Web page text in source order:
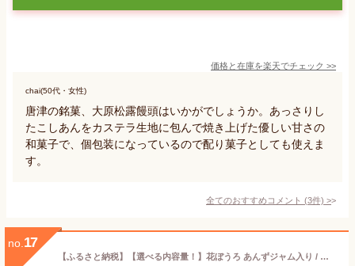
価格と在庫を楽天でチェック >>
chai(50代・女性)
唐津の銘菓、大原松露饅頭はいかがでしょうか。あっさりし
たこしあんをカステラ生地に包んで焼き上げた優しい甘さの
和菓子で、個包装になっているので配り菓子としても使えま
す。
全てのおすすめコメント (3件) >
no. 17
【ふるさと納税】【選べる内容量！】花ぼうろ あんずジャム入り / お菓子 和菓子 スイーツ まるぼうろ / 佐賀県 / 株式会社北島 [41AABN005]